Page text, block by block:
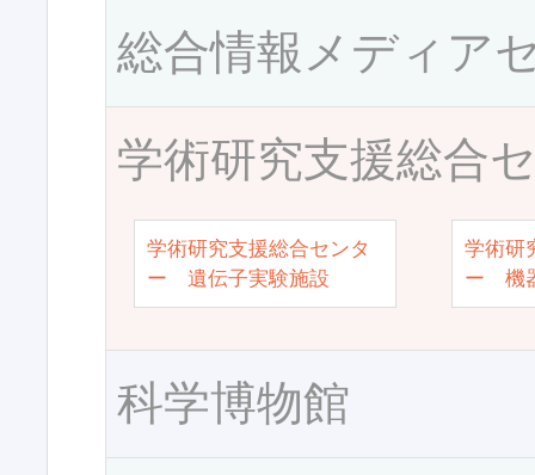
総合情報メディア
学術研究支援総合
学術研究支援総合センタ
ー 遺伝子実験施設
学術研
ー 機
科学博物館